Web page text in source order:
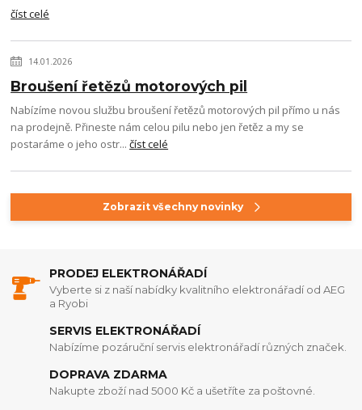
číst celé
14.01.2026
Broušení řetězů motorových pil
Nabízíme novou službu broušení řetězů motorových pil přímo u nás
na prodejně. Přineste nám celou pilu nebo jen řetěz a my se
postaráme o jeho ostr...číst celé
Zobrazit všechny novinky
PRODEJ ELEKTRONÁŘADÍ
Vyberte si z naší nabídky kvalitního elektronářadí od AEG
a Ryobi
SERVIS ELEKTRONÁŘADÍ
Nabízíme pozáruční servis elektronářadí různých značek.
DOPRAVA ZDARMA
Nakupte zboží nad 5000 Kč a ušetříte za poštovné.